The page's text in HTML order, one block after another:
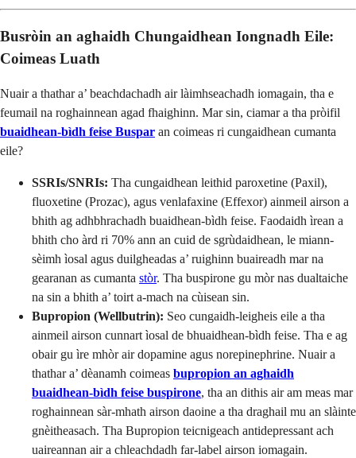
Busròin an aghaidh Chungaidhean Iongnadh Eile:
Coimeas Luath
Nuair a thathar a’ beachdachadh air làimhseachadh iomagain, tha e
feumail na roghainnean agad fhaighinn. Mar sin, ciamar a tha pròifil
buaidhean-bìdh feise Buspar an coimeas ri cungaidhean cumanta
eile?
SSRIs/SNRIs: Tha cungaidhean leithid paroxetine (Paxil),
fluoxetine (Prozac), agus venlafaxine (Effexor) ainmeil airson a
bhith ag adhbhrachadh buaidhean-bìdh feise. Faodaidh ìrean a
bhith cho àrd ri 70% ann an cuid de sgrùdaidhean, le miann-
sèimh ìosal agus duilgheadas a’ ruighinn buaireadh mar na
gearanan as cumanta stòr. Tha buspirone gu mòr nas dualtaiche
na sin a bhith a’ toirt a-mach na cùisean sin.
Bupropion (Wellbutrin): Seo cungaidh-leigheis eile a tha
ainmeil airson cunnart ìosal de bhuaidhean-bìdh feise. Tha e ag
obair gu ìre mhòr air dopamine agus norepinephrine. Nuair a
thathar a’ dèanamh coimeas bupropion an aghaidh
buaidhean-bìdh feise buspirone, tha an dithis air am meas mar
roghainnean sàr-mhath airson daoine a tha draghail mu an slàinte
gnèitheasach. Tha Bupropion teicnigeach antidepressant ach
uaireannan air a chleachdadh far-label airson iomagain.